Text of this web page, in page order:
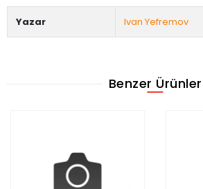
Yazar Ivan Yefremov
Benzer Ürünler